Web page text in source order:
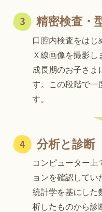
精密検査・
口腔内検査をはじ
Ｘ線画像を撮影し
成長期のお子さま
す。この段階で一
す。
分析と診断
コンピューター上
ョンを確認してい
統計学を基にした
析したものから診